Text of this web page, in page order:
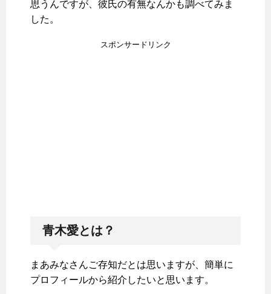
思うんですが、彼氏の有無なんかも調べてみま
した。
スポンサードリンク
青木愛とは？
まあみなさんご存知だとは思いますが、簡単に
プロフィールから紹介したいと思います。